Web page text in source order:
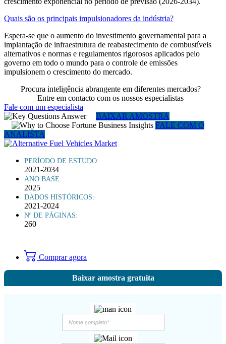
Quais são os principais impulsionadores da indústria?
Espera-se que o aumento do investimento governamental para a
implantação de infraestrutura de reabastecimento de combustíveis
alternativos e normas e regulamentos rigorosos aplicados pelo
governo em todo o mundo para o controle de emissões
impulsionem o crescimento do mercado.
Procura inteligência abrangente em diferentes mercados?
Entre em contacto com os nossos especialistas
Fale com um especialista
BAIXAR AMOSTRA
FALE COM O
ANALISTA
PERÍODO DE ESTUDO:
2021-2034
ANO BASE:
2025
DADOS HISTÓRICOS:
2021-2024
Nº DE PÁGINAS:
260
Comprar agora
Baixar amostra gratuita